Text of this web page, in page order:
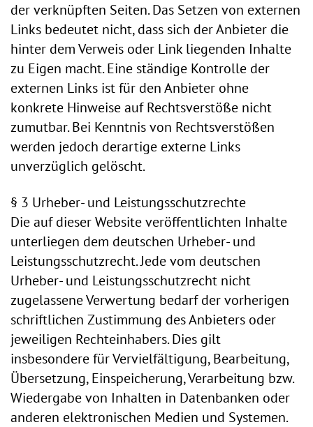
der verknüpften Seiten. Das Setzen von externen
Links bedeutet nicht, dass sich der Anbieter die
hinter dem Verweis oder Link liegenden Inhalte
zu Eigen macht. Eine ständige Kontrolle der
externen Links ist für den Anbieter ohne
konkrete Hinweise auf Rechtsverstöße nicht
zumutbar. Bei Kenntnis von Rechtsverstößen
werden jedoch derartige externe Links
unverzüglich gelöscht.
§ 3 Urheber- und Leistungsschutzrechte
Die auf dieser Website veröffentlichten Inhalte
unterliegen dem deutschen Urheber- und
Leistungsschutzrecht. Jede vom deutschen
Urheber- und Leistungsschutzrecht nicht
zugelassene Verwertung bedarf der vorherigen
schriftlichen Zustimmung des Anbieters oder
jeweiligen Rechteinhabers. Dies gilt
insbesondere für Vervielfältigung, Bearbeitung,
Übersetzung, Einspeicherung, Verarbeitung bzw.
Wiedergabe von Inhalten in Datenbanken oder
anderen elektronischen Medien und Systemen.